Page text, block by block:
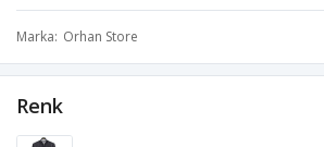
Marka Orhan Store
Renk